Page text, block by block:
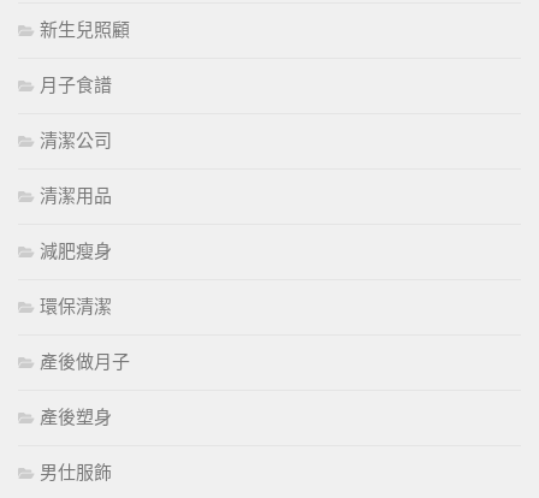
新生兒照顧
月子食譜
清潔公司
清潔用品
減肥瘦身
環保清潔
產後做月子
產後塑身
男仕服飾